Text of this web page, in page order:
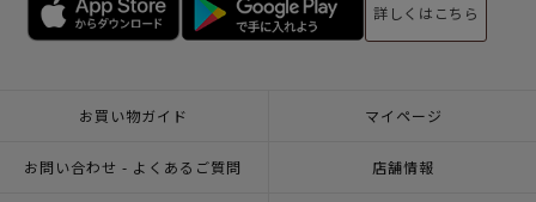
詳しくはこちら
お買い物ガイド マイページ
お問い合わせ - よくあるご質問 店舗情報